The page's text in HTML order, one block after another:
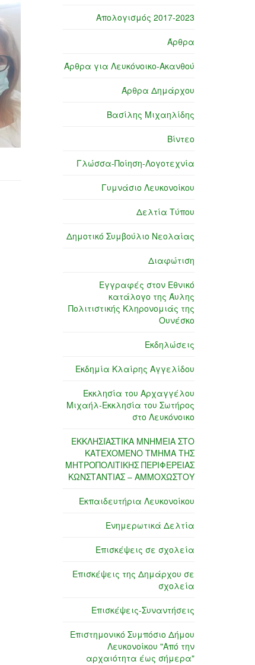
Απολογισμός 2017-2023
Άρθρα
Άρθρα για Λευκόνοικο-Ακανθού
Άρθρα Δημάρχου
Βασίλης Μιχαηλίδης
Βίντεο
Γλώσσα-Ποίηση-Λογοτεχνία
Γυμνάσιο Λευκονοίκου
Δελτία Τύπου
Δημοτικό Συμβούλιο Νεολαίας
Διαφώτιση
Εγγραφές στον Εθνικό
κατάλογο της Άυλης
Πολιτιστικής Κληρονομιάς της
Ουνέσκο
Εκδηλώσεις
Εκδημία Κλαίρης Αγγελίδου
Εκκλησία του Αρχαγγέλου
Μιχαήλ-Εκκλησία του Σωτήρος
στο Λευκόνοικο
ΕΚΚΛΗΣΙΑΣΤΙΚΑ ΜΝΗΜΕΙΑ ΣΤΟ
ΚΑΤΕΧΟΜΕΝΟ ΤΜΗΜΑ ΤΗΣ
ΜΗΤΡΟΠΟΛΙΤΙΚΗΣ ΠΕΡΙΦΕΡΕΙΑΣ
ΚΩΝΣΤΑΝΤΙΑΣ – ΑΜΜΟΧΩΣΤΟΥ
Εκπαιδευτήρια Λευκονοίκου
Ενημερωτικά Δελτία
Επισκέψεις σε σχολεία
Επισκέψεις της Δημάρχου σε
σχολεία
Επισκέψεις-Συναντήσεις
Επιστημονικό Συμπόσιο Δήμου
Λευκονοίκου "Από την
αρχαιότητα έως σήμερα"